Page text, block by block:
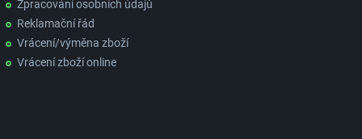
Zpracování osobních údajů
Reklamační řád
Vrácení/výměna zboží
Vrácení zboží online